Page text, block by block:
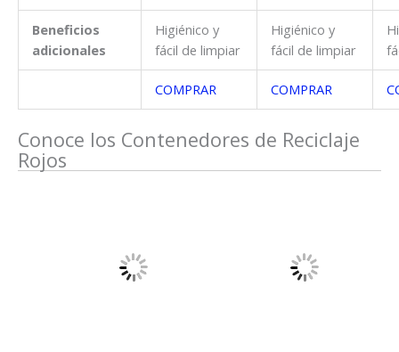
Beneficios
adicionales
Higiénico y
fácil de limpiar
Higiénico y
fácil de limpiar
COMPRAR COMPRAR
Conoce los Contenedores de Reciclaje
Rojos